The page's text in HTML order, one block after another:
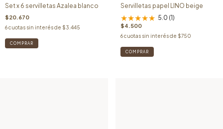
Set x 6 servilletas Azalea blanco
$20.670
6cuotas sin interés de $3.445
Servilletas papel LINO beige
★★★★★ 5.0 (1)
$4.500
6 cuotas sin interés de $750